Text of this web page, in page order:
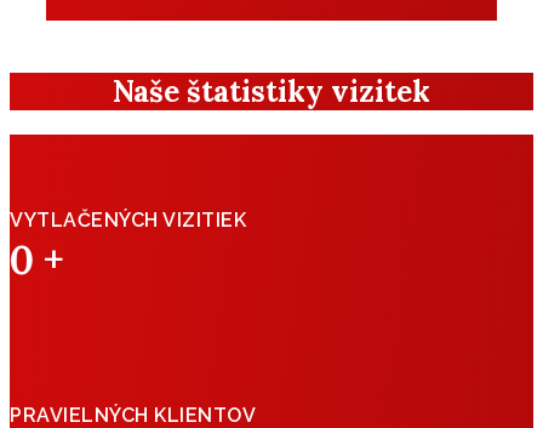
Naše štatistiky vizitek
VYTLAČENÝCH VIZITIEK
0 +
PRAVIELNÝCH KLIENTOV